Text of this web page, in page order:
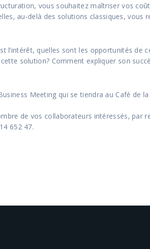
vous souhaitez maîtriser vos
au-delà des solutions classiques, vous
quelles sont les opportunités de
solution? Comment expliquer son
Meeting qui se tiendra au Café de
de vos collaborateurs intéressés, par
652 47.